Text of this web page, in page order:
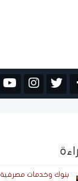
بنوك وخدمات مصرفية